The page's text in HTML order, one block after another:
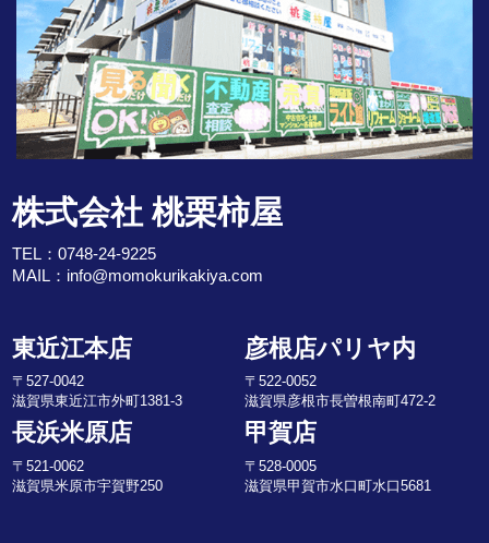
株式会社 桃栗柿屋
TEL：0748-24-9225
MAIL： info@momokurikakiya.com
東近江本店
〒527-0042
滋賀県東近江市外町1381-3
彦根店パリヤ内
〒522-0052
滋賀県彦根市長曽根南町472-2
長浜米原店
〒521-0062
滋賀県米原市宇賀野250
甲賀店
〒528-0005
滋賀県甲賀市水口町水口5681